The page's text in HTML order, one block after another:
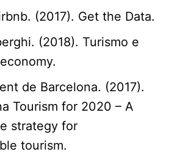
(2017). Get the Data.
(2018). Turismo e
de Barcelona. (2017).
Tourism for 2020 – A
strategy for
tourism.